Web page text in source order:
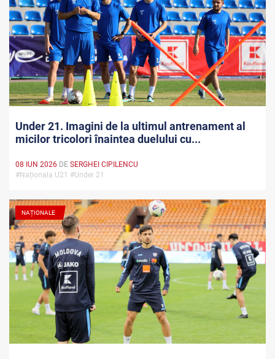
Under 21. Imagini de la ultimul antrenament al
micilor tricolori înaintea duelului cu...
08 IUN 2026 DE SERGHEI CIPILENCU
#Naționala U21 #Under 21
NAȚIONALE